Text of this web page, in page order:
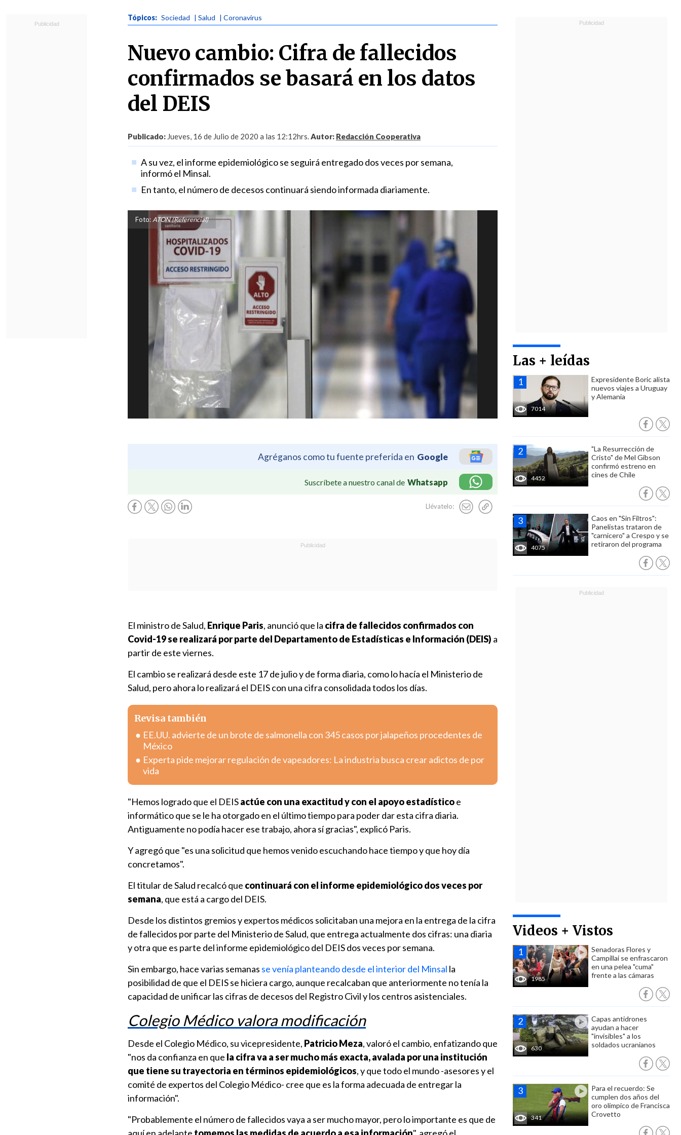
Tópicos: Sociedad | Salud | Coronavirus
Nuevo cambio: Cifra de fallecidos
confirmados se basará en los datos
del DEIS
Publicado: Jueves, 16 de Julio de 2020 a las 12:12hrs.Autor: Redacción Cooperativa
A su vez, el informe epidemiológico se seguirá entregado dos veces por semana,
informó el Minsal.
En tanto, el número de decesos continuará siendo informada diariamente.
Foto: ATON (Referencial)
Agréganos como tu fuente preferida en Google
Suscríbete a nuestro canal de Whatsapp
Llévatelo:
Las + leídas
7014
Expresidente Boric alista
nuevos viajes a Uruguay
y Alemania
4452
"La Resurrección de
Cristo" de Mel Gibson
confirmó estreno en
cines de Chile
4075
Caos en "Sin Filtros":
Panelistas trataron de
"carnicero" a Crespo y se
retiraron del programa
Videos + Vistos
1985
Senadoras Flores y
Campillai se enfrascaron
en una pelea "cuma"
frente a las cámaras
630
Capas antidrones
ayudan a hacer
"invisibles" a los
soldados ucranianos
341
Para el recuerdo: Se
cumplen dos años del
oro olímpico de Francisca
Crovetto
El ministro de Salud, Enrique Paris, anunció que la cifra de fallecidos confirmados con
Covid-19 se realizará por parte del Departamento de Estadísticas e Información (DEIS) a
partir de este viernes.
El cambio se realizará desde este 17 de julio y de forma diaria, como lo hacía el Ministerio de
Salud, pero ahora lo realizará el DEIS con una cifra consolidada todos los días.
Revisa también
EE.UU. advierte de un brote de salmonella con 345 casos por jalapeños procedentes de
México
Experta pide mejorar regulación de vapeadores: La industria busca crear adictos de por
vida
"Hemos logrado que el DEISactúe con una exactitud y con el apoyo estadísticoe
informático que se le ha otorgado en el último tiempo para poder dar esta cifra diaria.
Antiguamente no podía hacer ese trabajo, ahora sí gracias", explicó Paris.
Y agregó que "es una solicitud que hemos venido escuchando hace tiempo y que hoy día
concretamos".
El titular de Salud recalcó que continuará con el informe epidemiológico dos veces por
semana, que está a cargo del DEIS.
Desde los distintos gremios y expertos médicos solicitaban una mejora en la entrega de la cifra
de fallecidos por parte del Ministerio de Salud, que entrega actualmente dos cifras: una diaria
y otra que es parte del informe epidemiológico del DEIS dos veces por semana.
Sin embargo, hace varias semanas se venía planteando desde el interior del Minsal la
posibilidad de que el DEIS se hiciera cargo, aunque recalcaban que anteriormente no tenía la
capacidad de unificar las cifras de decesos del Registro Civil y los centros asistenciales.
Colegio Médico valora modificación
Desde el Colegio Médico, su vicepresidente, Patricio Meza, valoró el cambio, enfatizando que
"nos da confianza en que la cifra va a ser mucho más exacta, avalada por una institución
que tiene su trayectoria en términos epidemiológicos, y que todo el mundo -asesores y el
comité de expertos del Colegio Médico- cree que es la forma adecuada de entregar la
información".
"Probablemente el número de fallecidos vaya a ser mucho mayor, pero lo importante es que de